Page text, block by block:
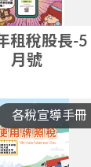
租稅股長-5
月號
各稅宣導手冊